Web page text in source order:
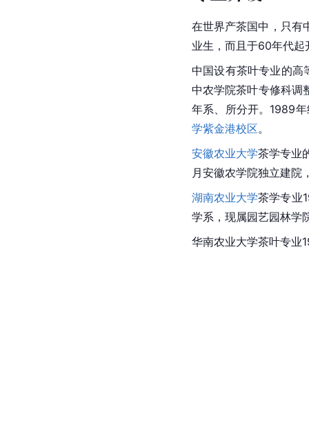
在世界产茶国中，只有
业生，而且于60年代
中国设有茶叶专业的高
中农学院茶叶专修科调
年系、所分开。1989
学紫金港校区。
安徽农业大学茶学专业
月安徽农学院独立建院
湖南农业大学茶学专业
学系，现属园艺园林学
华南农业大学茶叶专业